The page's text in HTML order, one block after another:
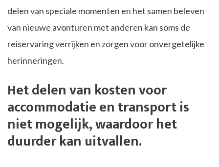
delen van speciale momenten en het samen beleven
van nieuwe avonturen met anderen kan soms de
reiservaring verrijken en zorgen voor onvergetelijke
herinneringen.
Het delen van kosten voor
accommodatie en transport is
niet mogelijk, waardoor het
duurder kan uitvallen.